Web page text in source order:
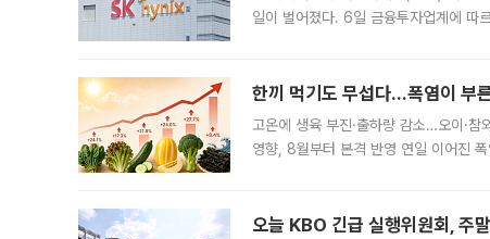
일이 벌어졌다. 6일 금융투자업계에 따
한끼 먹기도 무섭다...폭염이 부
고온에 생육 부진·출하량 감소…오이·
영향, 8월부터 본격 반영 연일 이어진
오늘 KBO 긴급 실행위원회, 주